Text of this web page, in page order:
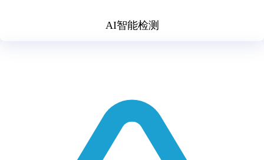
AI智能检测